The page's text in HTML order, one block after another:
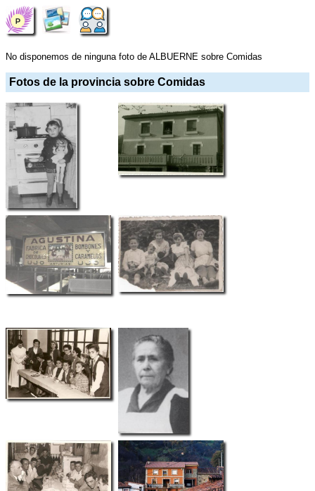
No disponemos de ninguna foto de ALBUERNE sobre Comidas
Fotos de la provincia sobre Comidas